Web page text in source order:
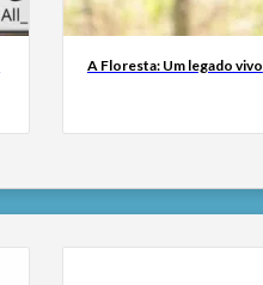
A Floresta: Um legado vivo